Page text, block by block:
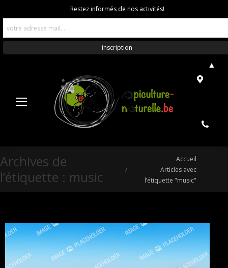
Archives de
l’étiquette : music
Accueil
Articles avec
l’étiquette "music"
Restez informés de nos activités!
▲